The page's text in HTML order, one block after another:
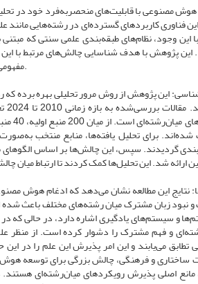
مصنوعی با قابلیت‌های منحصربه‌فرد خود در
فناوری کاربردهای گسترده‌ای در رشته‌هایی مانند
این وجود، نظام‌های طبقه‌بندی علمی سنتی که
این پژوهش با هدف شناسایی چالش‌های مرتبط با
مفهومی، علمی، سازمانی و فنی است که ادغام مؤثر هوش مصنوعی را در ساختارهای علمی محدود می‌کند.
این پژوهش از روش مرور تحلیلی بهره برده که
شده‌اند. برای تحلیل یافته‌ها، منابع منتخب
گردیدند. سپس، این چالش‌ها بر اساس الگوهای
نتایج این مطالعه نشان می‌دهد که ادغام هوش
و نبود زبان مشترک میان رشته‌های مختلف باعث
و سیستم‌های یادگیری اشاره دارد، در حالی که
و فهم مشترک را دشوار کرده است. از
تطابق می‌یابند و این امر پذیرش این علم را در
ساختاری و فرهنگی، چالش بزرگی برای توسعه
مانع اصلی پذیرش رویکردهای میان‌رشته‌ای